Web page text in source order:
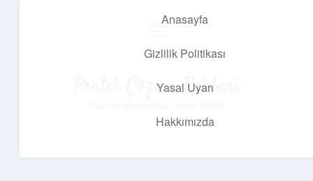
Anasayfa
Gizlilik Politikası
Yasal Uyarı
Hakkımızda
Pratik Çözüm Rehberi